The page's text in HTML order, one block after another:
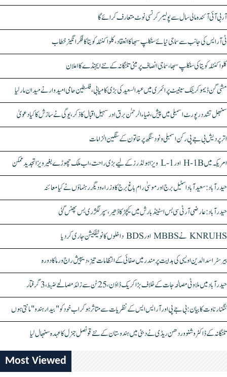
آر بی آئی آئندہ مالی سال سے پولیمر کرنسی نوٹ متعارف کرائے گا
ٹی آر ایس کی جانب سے سماجی نیائے سنکلپ سبھا کا انعقاد، کلواکنٹلہ کویتا کا فکر انگیز خطاب
کلواکنٹلہ کویتا کی سنکلپ سبھا، سماجی انصاف پر مبنی تلنگانہ کے نئے ایجنڈے کا اعلان
مشی گن ڈیموکریٹک سینیٹ پرائمری میں عبدالسعید کی بڑی کامیابی، فلسطین حامی امیدوار نے میدان مار لیا
سنبھل تشدد رپورٹ اسمبلی میں پیش، ضیاء الرحمٰن برق اور سہیل اقبال کا ذکر، یوگی نے سازش کا کیا دعویٰ
اتر پردیش بی جے پی رکن اسمبلی ونود سنگھ پر خاتون کے سنگین الزامات
امریکہ میں H-1B اور L-1 ویزا ہولڈرز کے لیے بڑی راحت، اب ملک چھوڑے بغیر ویزا تجدید ممکن
حیدرآباد: سعیدآباد اسٹیل برج اور موسیٰ رام باغ برج کا وزراء و دیگر رہنماؤں نے کیا معائنہ
حیدرآباد: عارضی آر ٹی سی بس اسٹینڈ بارش میں کیچڑ کا ڈھیر، سپر لگژری بس پھنس گئی
KNRUHS نے MBBS اور BDS داخلوں کا نوٹیفکیشن جاری کر دیا
بیرسٹر اسدالدین اویسی کی ہدایت پر مندر میں صفائی کے انتظامات تیز، دیپیش راج ورما کا دورہ
حیدرآباد میں ملاوٹی مصالحہ جات کے خلاف بڑا کریک ڈاؤن، 25 ٹن سے زائد مصالحے ضبط، 3 گرفتار
کنگنا رناوت کا بیان: بی جے پی اور آر ایس ایس کے نظریات سے متاثر ہو کر اب خود کو "بیدار ہندو" مانتی ہوں
تلنگانہ کے ڈاکٹر وشنو وردھن ریڈی نے دبئی میں ہندوستان کے نئے قونصل جنرل کا عہدہ سنبھال لیا
Most Viewed